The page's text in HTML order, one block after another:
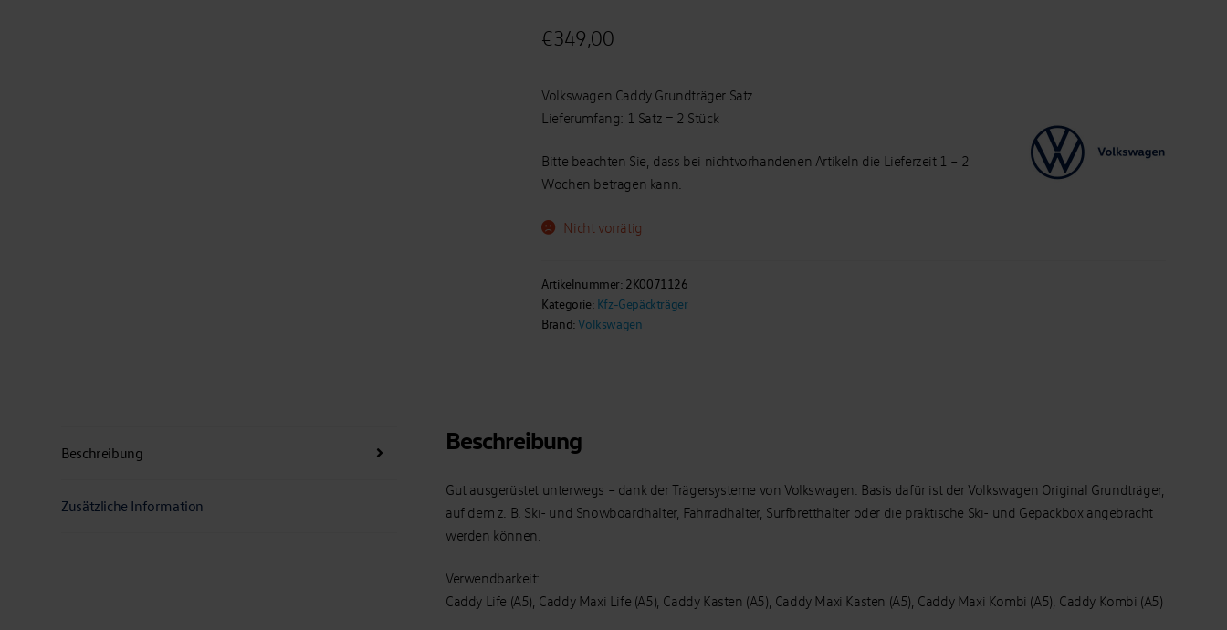
€349,00
Volkswagen Caddy Grundträger Satz
Lieferumfang: 1 Satz = 2 Stück
Bitte beachten Sie, dass bei nichtvorhandenen Artikeln die Lieferzeit 1 – 2
Wochen betragen kann.
Nicht vorrätig
Artikelnummer: 2K0071126
Kategorie: Kfz-Gepäckträger
Brand:Volkswagen
Beschreibung
Zusätzliche Information
Beschreibung
Gut ausgerüstet unterwegs – dank der Trägersysteme von Volkswagen. Basis dafür ist der Volkswagen Original Grundträger,
auf dem z. B. Ski- und Snowboardhalter, Fahrradhalter, Surfbretthalter oder die praktische Ski- und Gepäckbox angebracht
werden können.
Verwendbarkeit:
Caddy Life (A5), Caddy Maxi Life (A5), Caddy Kasten (A5), Caddy Maxi Kasten (A5), Caddy Maxi Kombi (A5), Caddy Kombi (A5)